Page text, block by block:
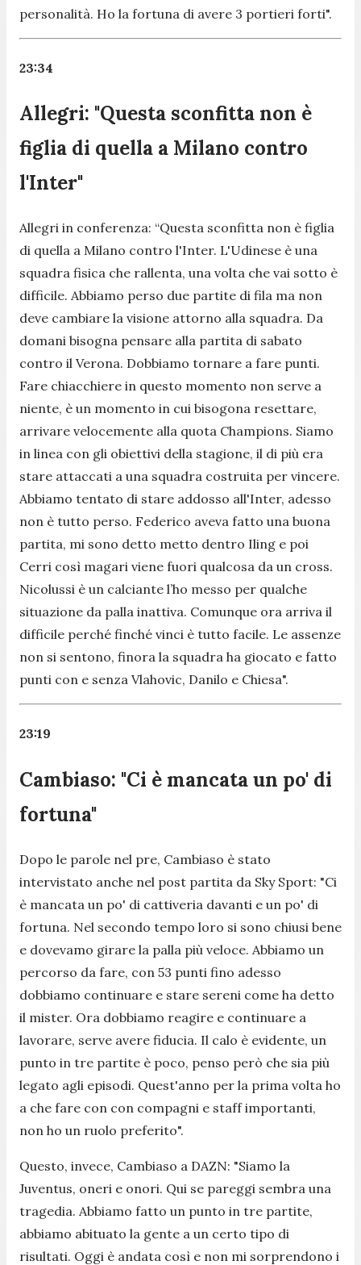
personalità. Ho la fortuna di avere 3 portieri forti".
23:34
Allegri: "Questa sconfitta non è
figlia di quella a Milano contro
l'Inter"
Allegri in conferenza: “Questa sconfitta non è figlia
di quella a Milano contro l'Inter. L'Udinese è una
squadra fisica che rallenta, una volta che vai sotto è
difficile. Abbiamo perso due partite di fila ma non
deve cambiare la visione attorno alla squadra. Da
domani bisogna pensare alla partita di sabato
contro il Verona. Dobbiamo tornare a fare punti.
Fare chiacchiere in questo momento non serve a
niente, è un momento in cui bisogona resettare,
arrivare velocemente alla quota Champions. Siamo
in linea con gli obiettivi della stagione, il di più era
stare attaccati a una squadra costruita per vincere.
Abbiamo tentato di stare addosso all'Inter, adesso
non è tutto perso. Federico aveva fatto una buona
partita, mi sono detto metto dentro Iling e poi
Cerri così magari viene fuori qualcosa da un cross.
Nicolussi è un calciante l’ho messo per qualche
situazione da palla inattiva. Comunque ora arriva il
difficile perché finché vinci è tutto facile. Le assenze
non si sentono, finora la squadra ha giocato e fatto
punti con e senza Vlahovic, Danilo e Chiesa".
23:19
Cambiaso: "Ci è mancata un po' di
fortuna"
Dopo le parole nel pre, Cambiaso è stato
intervistato anche nel post partita da Sky Sport: "Ci
è mancata un po' di cattiveria davanti e un po' di
fortuna. Nel secondo tempo loro si sono chiusi bene
e dovevamo girare la palla più veloce. Abbiamo un
percorso da fare, con 53 punti fino adesso
dobbiamo continuare e stare sereni come ha detto
il mister. Ora dobbiamo reagire e continuare a
lavorare, serve avere fiducia. Il calo è evidente, un
punto in tre partite è poco, penso però che sia più
legato agli episodi. Quest'anno per la prima volta ho
a che fare con con compagni e staff importanti,
non ho un ruolo preferito".
Questo, invece, Cambiaso a DAZN: "Siamo la
Juventus, oneri e onori. Qui se pareggi sembra una
tragedia. Abbiamo fatto un punto in tre partite,
abbiamo abituato la gente a un certo tipo di
risultati. Oggi è andata così e non mi sorprendono i